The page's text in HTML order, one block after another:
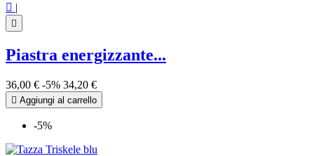
 |

Piastra energizzante...
36,00 € -5% 34,20 €
 Aggiungi al carrello
-5%